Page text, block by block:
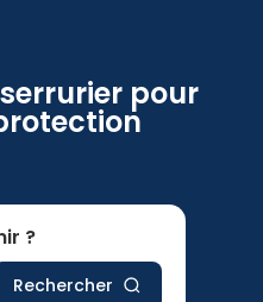
pour
?
Rechercher